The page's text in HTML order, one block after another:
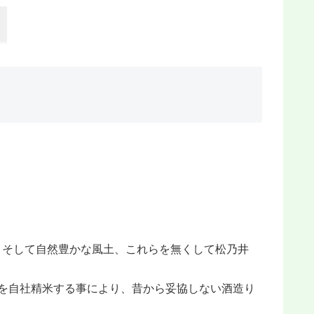
して自然豊かな風土、これらを無くして松乃井
社精米する事により、昔から妥協しない酒造り